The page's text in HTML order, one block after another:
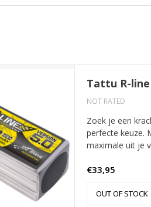
Tattu R-line
NOT RATED
Zoek je een
perfecte keuze.
maximale uit je
€33,95
OUT OF STOCK